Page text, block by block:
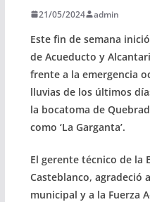
21/05/2024 admin
Este fin de semana
de Acueducto y
frente a la emergencia
lluvias de los últimos
la bocatoma de
como ‘La Garganta’.
El gerente técnico de la
Casteblanco, agradeció
municipal y a la Fuerza